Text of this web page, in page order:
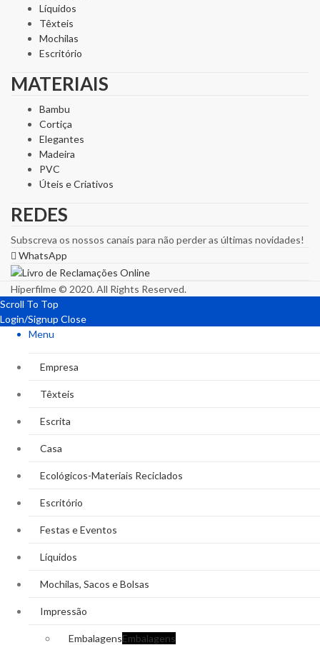
Líquidos
Têxteis
Mochilas
Escritório
MATERIAIS
Bambu
Cortiça
Elegantes
Madeira
PVC
Úteis e Criativos
REDES
Subscreva os nossos canais para não perder as últimas novidades!
WhatsApp
Hiperfilme © 2020. All Rights Reserved.
Scroll To Top
Login/Signup Close
Menu
Empresa
Têxteis
Escrita
Casa
Ecológicos-Materiais Reciclados
Escritório
Festas e Eventos
Líquidos
Mochilas, Sacos e Bolsas
Impressão
EmbalagensEmbalagens